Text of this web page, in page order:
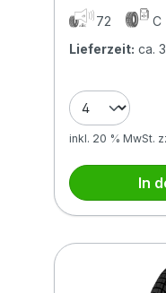
72 C
Lieferzeit: ca.
inkl. 20 % MwSt.
In